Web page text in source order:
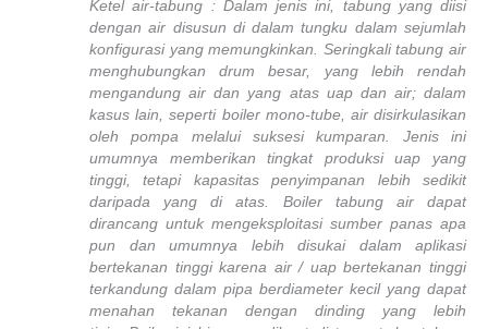
Ketel air-tabung : Dalam jenis ini, tabung yang diisi
dengan air disusun di dalam tungku dalam sejumlah
konfigurasi yang memungkinkan. Seringkali tabung air
menghubungkan drum besar, yang lebih rendah
mengandung air dan yang atas uap dan air; dalam
kasus lain, seperti boiler mono-tube, air disirkulasikan
oleh pompa melalui suksesi kumparan. Jenis ini
umumnya memberikan tingkat produksi uap yang
tinggi, tetapi kapasitas penyimpanan lebih sedikit
daripada yang di atas. Boiler tabung air dapat
dirancang untuk mengeksploitasi sumber panas apa
pun dan umumnya lebih disukai dalam aplikasi
bertekanan tinggi karena air / uap bertekanan tinggi
terkandung dalam pipa berdiameter kecil yang dapat
menahan tekanan dengan dinding yang lebih